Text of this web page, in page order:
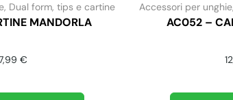
, Dual form, tips e cartine
MANDORLA
€
Accessori per unghie,
AC052 –